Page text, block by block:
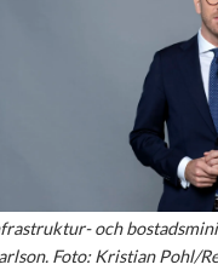
och
Foto: Kristian Pohl/